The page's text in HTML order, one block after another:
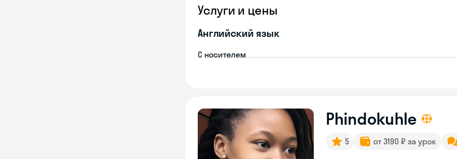
Услуги и цены
Английский язык
С носителем
Phindokuhle
5 от 3190 ₽ за урок